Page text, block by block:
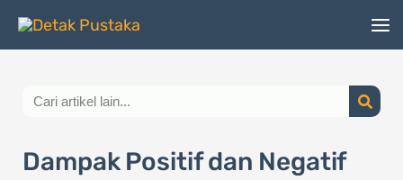
Lewati
Search
Dampak Positif dan Negatif